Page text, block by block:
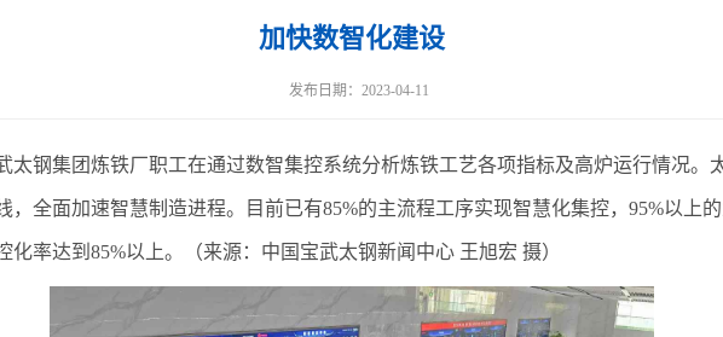
加快数智化建设
发布日期：2023-04-11
太钢集团炼铁厂职工在通过数智集控系统分析炼铁工艺各项指标及高炉运行情况。
，全面加速智慧制造进程。目前已有85%的主流程工序实现智慧化集控，95%以上
化率达到85%以上。（来源：中国宝武太钢新闻中心 王旭宏 摄）